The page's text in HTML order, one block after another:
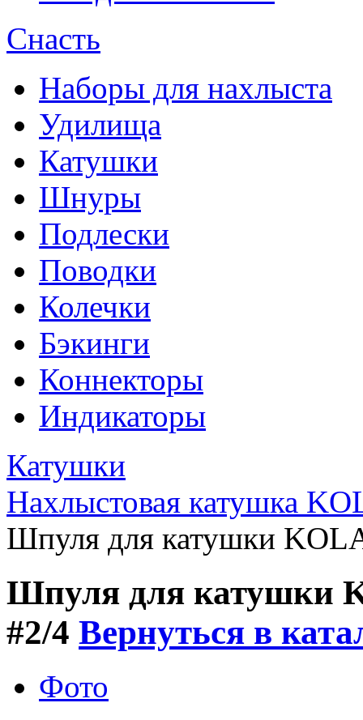
Снасть
Наборы для нахлыста
Удилища
Катушки
Шнуры
Подлески
Поводки
Колечки
Бэкинги
Коннекторы
Индикаторы
Катушки
Нахлыстовая катушка
Шпуля для катушки
Шпуля для катушки
#2/4 Вернуться в
Фото